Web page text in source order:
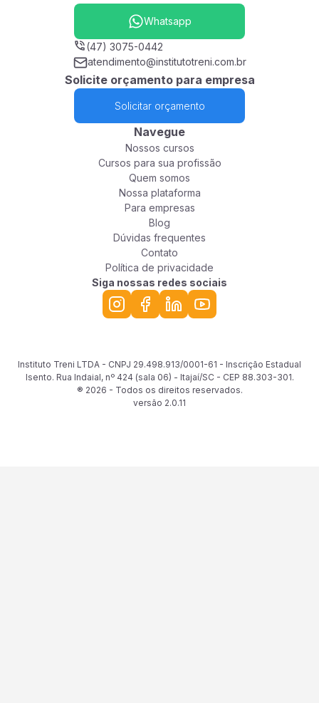
Whatsapp
(47) 3075-0442
atendimento@institutotreni.com.br
Solicite orçamento para empresa
Solicitar orçamento
Navegue
Nossos cursos
Cursos para sua profissão
Quem somos
Nossa plataforma
Para empresas
Blog
Dúvidas frequentes
Contato
Política de privacidade
Siga nossas redes sociais
Instituto Treni LTDA - CNPJ 29.498.913/0001-61 - Inscrição Estadual
Isento. Rua Indaial, nº 424 (sala 06) - Itajaí/SC - CEP 88.303-301.
® 2026 - Todos os direitos reservados.
versão 2.0.11